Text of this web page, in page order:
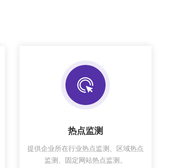
热点监测
提供企业所在行业热点监测、区域热点
监测、固定网站热点监测。